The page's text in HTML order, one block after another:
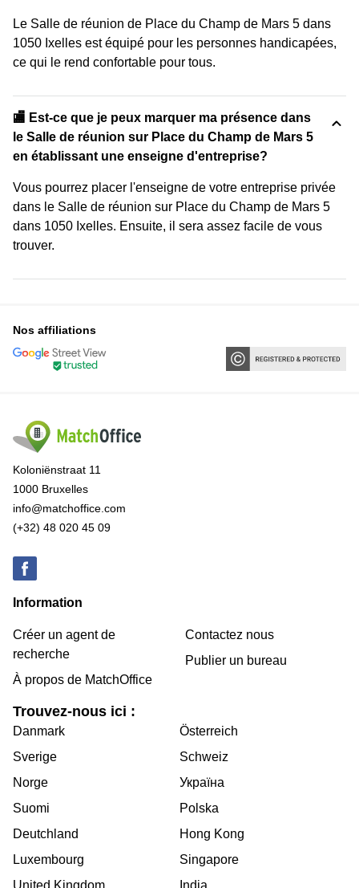
Le Salle de réunion de Place du Champ de Mars 5 dans
1050 Ixelles est équipé pour les personnes handicapées,
ce qui le rend confortable pour tous.
🏬 Est-ce que je peux marquer ma présence dans
le Salle de réunion sur Place du Champ de Mars 5
en établissant une enseigne d'entreprise?
Vous pourrez placer l'enseigne de votre entreprise privée
dans le Salle de réunion sur Place du Champ de Mars 5
dans 1050 Ixelles. Ensuite, il sera assez facile de vous
trouver.
Nos affiliations
Koloniënstraat 11
1000 Bruxelles
info@matchoffice.com
(+32) 48 020 45 09
Information
Créer un agent de
recherche
À propos de MatchOffice
Contactez nous
Publier un bureau
Trouvez-nous ici :
Danmark
Sverige
Norge
Suomi
Deutchland
Luxembourg
United Kingdom
Österreich
Schweiz
Україна
Polska
Hong Kong
Singapore
India